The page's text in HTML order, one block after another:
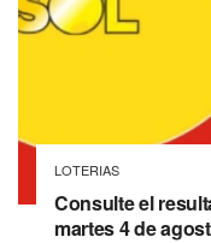
LOTERIAS
Consulte el
martes 4 de